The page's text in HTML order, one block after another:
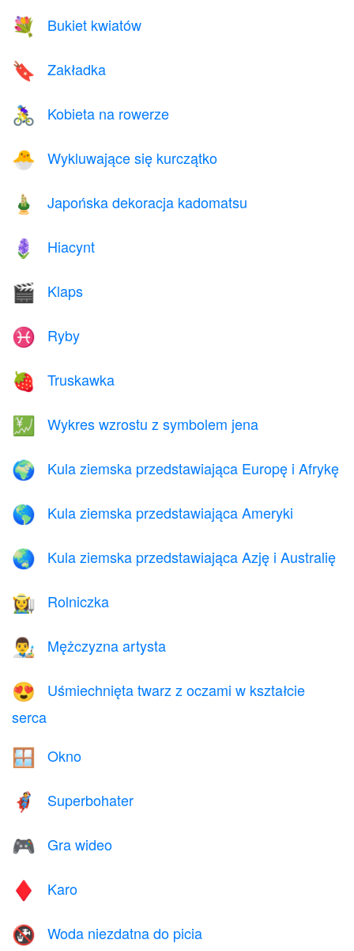
💐 Bukiet kwiatów
🔖 Zakładka
🚴‍♀️ Kobieta na rowerze
🐣 Wykluwające się kurczątko
🎍 Japońska dekoracja kadomatsu
🪻 Hiacynt
🎬 Klaps
♓ Ryby
🍓 Truskawka
💹 Wykres wzrostu z symbolem jena
🌍 Kula ziemska przedstawiająca Europę i Afrykę
🌎 Kula ziemska przedstawiająca Ameryki
🌏 Kula ziemska przedstawiająca Azję i Australię
👩‍🌾 Rolniczka
👨‍🎨 Mężczyzna artysta
😍
Uśmiechnięta twarz z oczami w kształcie
serca
🪟 Okno
🦸 Superbohater
🎮 Gra wideo
♦️ Karo
🚱 Woda niezdatna do picia